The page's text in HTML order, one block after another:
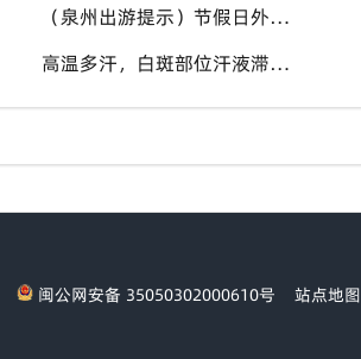
（泉州出游提示）节假日外出，白癜风患者备好防晒用品，泉州中科白癜风医院避开白斑扩散各类诱因
高温多汗，白斑部位汗液滞留危害大，泉州中科白癜风医院提醒白癜风患者出汗后及时清洁肌肤
闽公网安备 35050302000610号 站点地图